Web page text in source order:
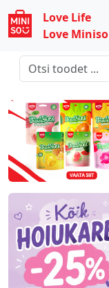
Love Life
Love Miniso